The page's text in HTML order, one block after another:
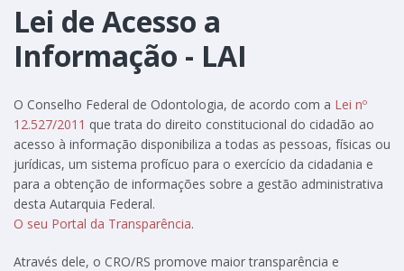
Lei de Acesso a
Informação - LAI
O Conselho Federal de Odontologia, de acordo com a Lei nº
12.527/2011 que trata do direito constitucional do cidadão ao
acesso à informação disponibiliza a todas as pessoas, físicas ou
jurídicas, um sistema profícuo para o exercício da cidadania e
para a obtenção de informações sobre a gestão administrativa
desta Autarquia Federal.
O seu Portal da Transparência.
Através dele, o CRO/RS promove maior transparência e